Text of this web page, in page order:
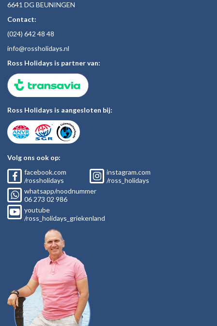
6641 DG BEUNINGEN
Contact:
(024) 642 48 48
info@rossholidays.nl
Ross Holidays is partner van:
Ross Holidays is aangesloten bij:
Volg ons ook op:
facebook.com
/rossholidays
instagram.com
/ross_holidays
whatsapp/noodnummer
06 273 02 986
youtube
/ross_holidays_griekenland